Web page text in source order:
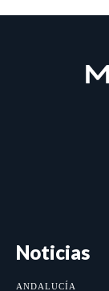
Noticias
ANDALUCÍA